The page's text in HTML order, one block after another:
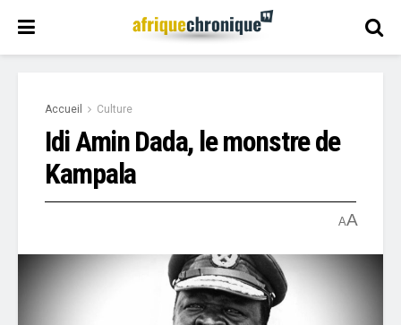
Accueil Culture
Idi Amin Dada, le monstre de
Kampala
AA